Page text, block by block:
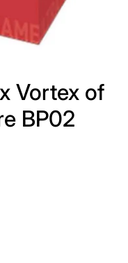
Vortex of
BP02